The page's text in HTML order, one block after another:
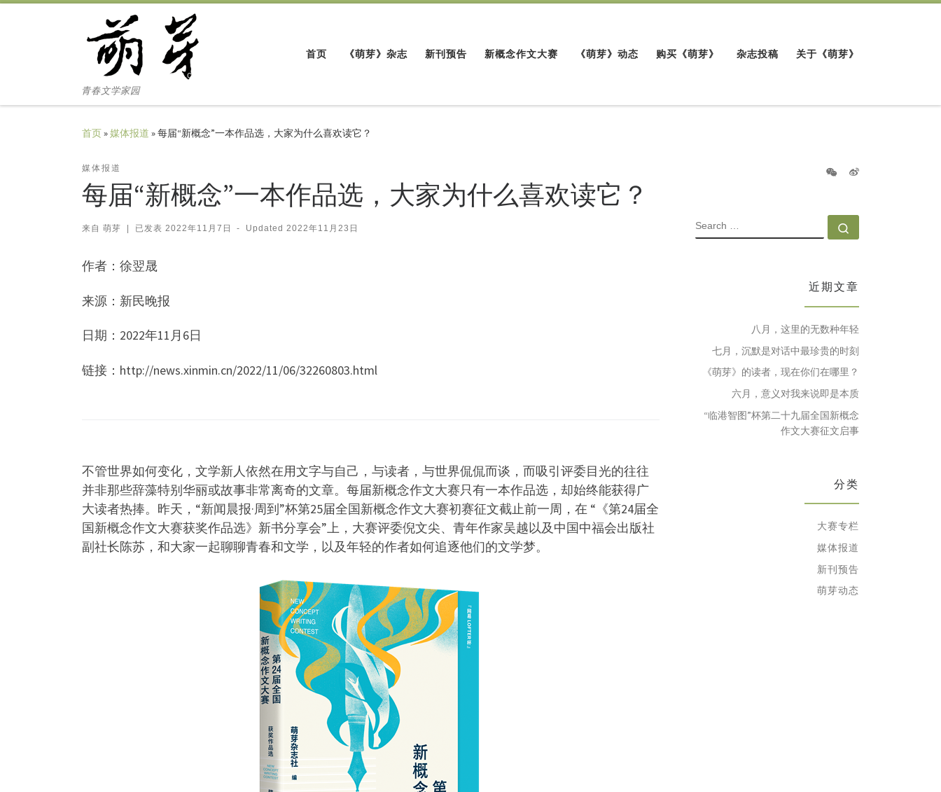
青春文学家园
首页 《萌芽》杂志 新刊预告 新概念作文大赛 《萌芽》动态 购买《萌芽》 杂志投稿 关于《萌芽》
首页»媒体报道 »每届“新概念”一本作品选，大家为什么喜欢读它？
媒体报道
每届“新概念”一本作品选，大家为什么喜欢读它？
来自 萌芽 已发表 2022年11月7日 - Updated2022年11月23日
作者：徐翌晟
来源：新民晚报
日期：2022年11月6日
链接：http://news.xinmin.cn/2022/11/06/32260803.html
不管世界如何变化，文学新人依然在用文字与自己，与读者，与世界侃侃而谈，而吸引评委目光的往往
并非那些辞藻特别华丽或故事非常离奇的文章。每届新概念作文大赛只有一本作品选，却始终能获得广
大读者热捧。昨天，“新闻晨报·周到”杯第25届全国新概念作文大赛初赛征文截止前一周，在 “《第24届全
国新概念作文大赛获奖作品选》新书分享会”上，大赛评委倪文尖、青年作家吴越以及中国中福会出版社
副社长陈苏，和大家一起聊聊青春和文学，以及年轻的作者如何追逐他们的文学梦。
SEARCH
近期文章
八月，这里的无数种年轻
七月，沉默是对话中最珍贵的时刻
《萌芽》的读者，现在你们在哪里？
六月，意义对我来说即是本质
“临港智图”杯第二十九届全国新概念
作文大赛征文启事
分类
大赛专栏
媒体报道
新刊预告
萌芽动态